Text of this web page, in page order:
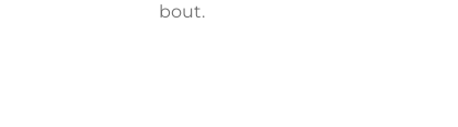
bout.